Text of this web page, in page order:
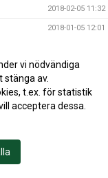
2018-02-05 11:32
2018-01-05 12:01
2017-08-21 09:37
vi nödvändiga
stänga av.
t.ex. för statistik
acceptera dessa.